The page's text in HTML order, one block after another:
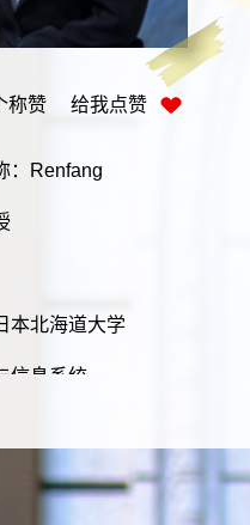
称赞 给我点赞
：Renfang
本北海道大学
信息系统